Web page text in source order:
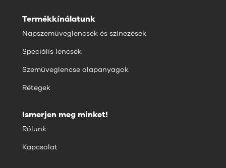
Termékkínálatunk
Napszemüveglencsék és színezések
Speciális lencsék
Szemüveglencse alapanyagok
Rétegek
Ismerjen meg minket!
Rólunk
Kapcsolat